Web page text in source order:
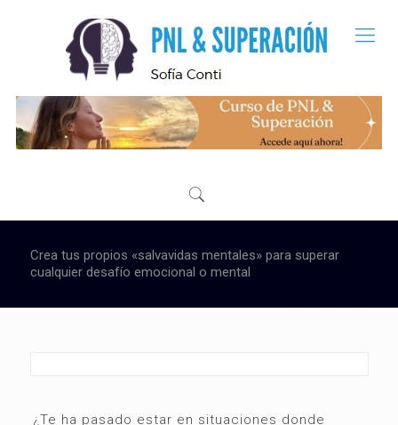
Crea tus propios «salvavidas mentales» para superar
cualquier desafío emocional o mental
¿Te ha pasado estar en situaciones donde